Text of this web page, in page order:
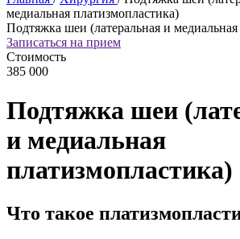
медиальная платизмопластика)
Подтяжка шеи (латеральная и
Записаться на прием
Стоимость
385 000
Подтяжка шеи
и медиальная
платизмопластика)
Что такое